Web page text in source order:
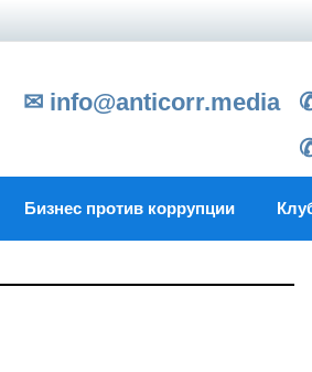
✉ info@anticorr.media
Бизнес против коррупции